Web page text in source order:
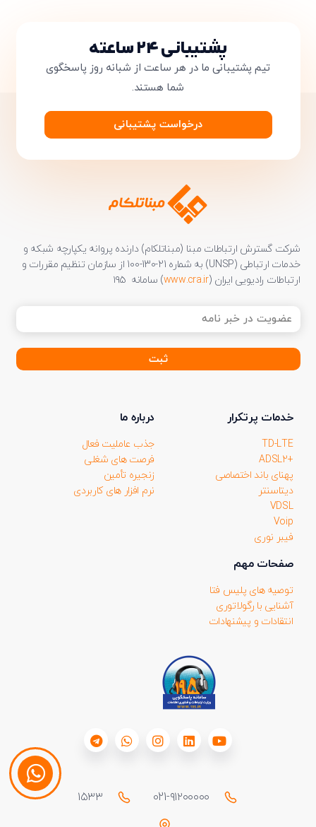
پشتیبانی ۲۴ ساعته
تیم پشتیبانی ما در هر ساعت از شبانه روز پاسخگوی
شما هستند.
درخواست پشتیبانی
شرکت گسترش ارتباطات مبنا (مبناتلکام) دارنده پروانه یکپارچه شبکه و
خدمات ارتباطی (UNSP) به شماره 21-130-100 از سازمان تنظیم مقررات و
ارتباطات رادیویی ایران (www.cra.ir) سامانه ۱۹۵
عضویت
در
خبر
نامه
خدمات پرتکرار
TD-LTE
+ADSL2
پهنای باند اختصاصی
دیتاسنتر
VDSL
Voip
فیبر نوری
درباره ما
جذب عاملیت فعال
فرصت های شغلی
زنجیره تأمین
نرم افزار های کاربردی
صفحات مهم
توصیه های پلیس فتا
آشنایی با رگولاتوری
انتقادات و پیشنهادات
021-۹۱۲۰۰۰۰۰ ۱۵۳۳